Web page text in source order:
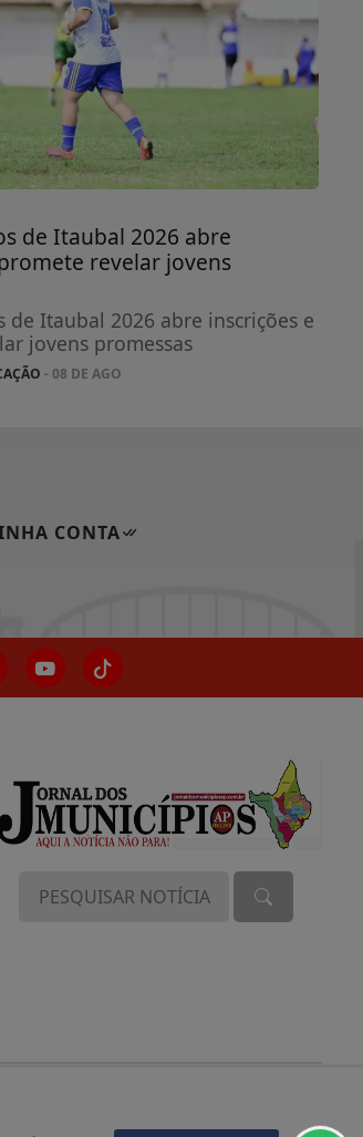
de Itaubal 2026 abre
revelar jovens
de Itaubal 2026 abre inscrições e
jovens promessas
- 08 DE AGO
CONTA